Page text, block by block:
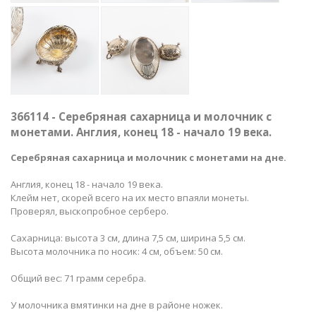
366114 - Серебряная сахарница и молочник с
монетами. Англия, конец 18 - начало 19 века.
Серебряная сахарница и молочник с монетами на дне.
Англия, конец 18 - начало 19 века.
Клейм нет, скорей всего на их место впаяли монеты.
Проверял, выскопробное серберо.
Сахарница: высота 3 см, длина 7,5 см, ширина 5,5 см.
Высота молочника по носик: 4 см, объем: 50 см.
Общий вес: 71 грамм серебра.
У молочника вмятинки на дне в районе ножек.